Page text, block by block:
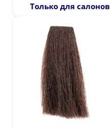
Только для салонов